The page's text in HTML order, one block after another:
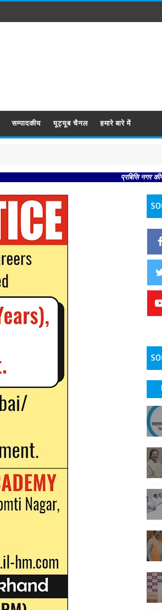
सम्पादकीय यूट्यूब चैनल हमारे बारे में
प्रबिसि नगर कीजै सब काजा